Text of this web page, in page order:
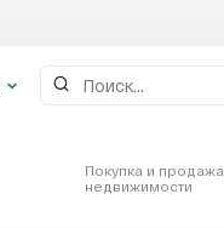
Покупка и продажа
недвижимости